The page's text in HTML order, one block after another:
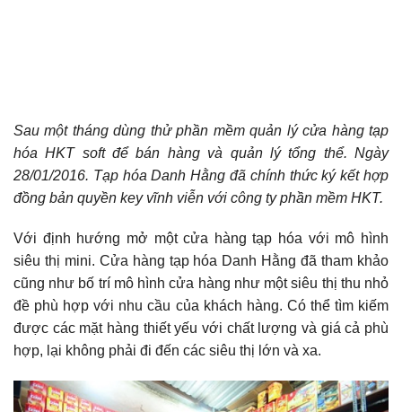
Sau một tháng dùng thử phần mềm quản lý cửa hàng tạp
hóa HKT soft để bán hàng và quản lý tổng thể. Ngày
28/01/2016. Tạp hóa Danh Hằng đã chính thức ký kết hợp
đồng bản quyền key vĩnh viễn với công ty phần mềm HKT.
Với định hướng mở một cửa hàng tạp hóa với mô hình
siêu thị mini. Cửa hàng tạp hóa Danh Hằng đã tham khảo
cũng như bố trí mô hình cửa hàng như một siêu thị thu nhỏ
đề phù hợp với nhu cầu của khách hàng. Có thể tìm kiếm
được các mặt hàng thiết yếu với chất lượng và giá cả phù
hợp, lại không phải đi đến các siêu thị lớn và xa.